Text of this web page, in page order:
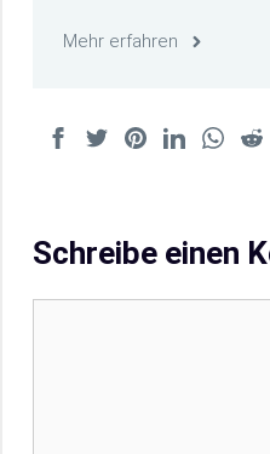
Mehr erfahren
Schreibe einen